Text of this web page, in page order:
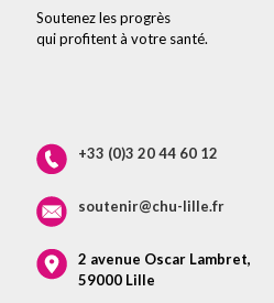
Soutenez les progrès
qui profitent à votre santé.
+33 (0)3 20 44 60 12
soutenir@chu-lille.fr
2 avenue Oscar Lambret,
59000 Lille